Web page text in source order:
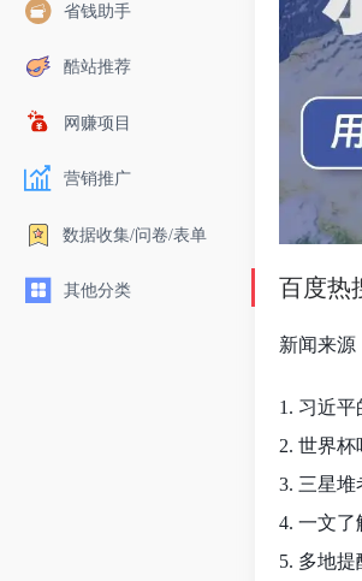
省钱助手
酷站推荐
网赚项目
营销推广
数据收集/问卷/表单
其他分类 百度热
新闻来源
1. 习近
2. 世界
3. 三星堆
4. 一文
5. 多地